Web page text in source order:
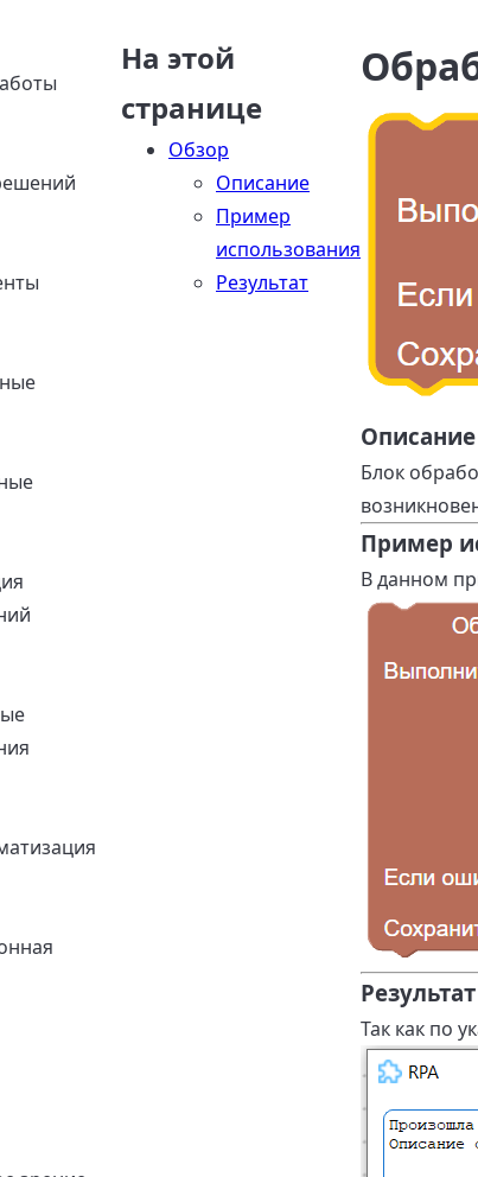
На этой
странице
Обзор
Описание
Пример
использования
Результат
Описание
Блок
Пример
В данном
Результат
Так как по